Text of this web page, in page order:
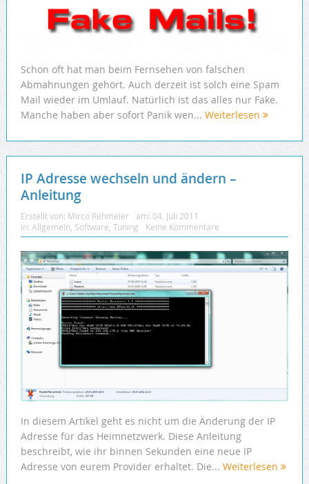
Schon oft hat man beim Fernsehen von falschen
Abmahnungen gehört. Auch derzeit ist solch eine Spam
Mail wieder im Umlauf. Natürlich ist das alles nur Fake.
Manche haben aber sofort Panik wen... Weiterlesen
IP Adresse wechseln und ändern –
Anleitung
Erstellt von: Mirco Rehmeier am: 04. Juli 2011
In: Allgemein Software Tuning Keine Kommentare
In diesem Artikel geht es nicht um die Änderung der IP
Adresse für das Heimnetzwerk. Diese Anleitung
beschreibt, wie ihr binnen Sekunden eine neue IP
Adresse von eurem Provider erhaltet. Die... Weiterlesen